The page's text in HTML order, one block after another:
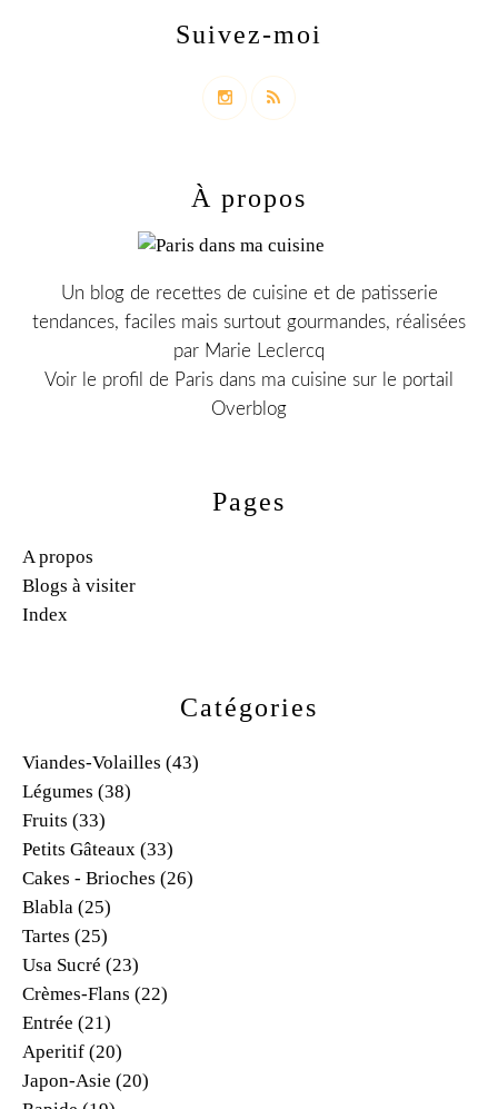
Catégories
Viandes-Volailles (43)
Légumes (38)
Fruits (33)
Petits Gâteaux (33)
Cakes - Brioches (26)
Blabla (25)
Tartes (25)
Usa Sucré (23)
Crèmes-Flans (22)
Entrée (21)
Aperitif (20)
Japon-Asie (20)
Pages
A propos
Blogs à visiter
Index
Suivez-moi
À propos
Un blog de recettes de cuisine et de patisserie
tendances, faciles mais surtout gourmandes, réalisées
par Marie Leclercq
Voir le profil de Paris dans ma cuisine sur le portail
Overblog